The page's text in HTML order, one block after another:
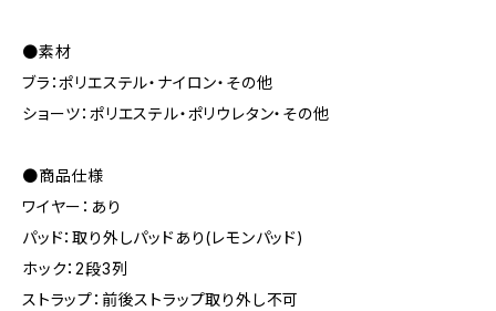
●素材
ブラ：ポリエステル・ナイロン・その他
ショーツ：ポリエステル・ポリウレタン・その他
●商品仕様
ワイヤー：あり
パッド：取り外しパッドあり(レモンパッド)
ホック：2段3列
ストラップ：前後ストラップ取り外し不可